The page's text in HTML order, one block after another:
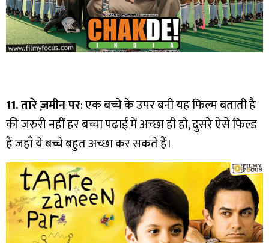
11. तारे ज़मीन पर: एक बच्चे के उपर बनी यह फिल्म बताती है
की जरुरी नहीं हर बच्चा पढाई में अच्छा ही हो, दुसरे ऐसे फिल्ड
हैं जहाँ ये बच्चे बहुत अच्छा कर सकते हैं।